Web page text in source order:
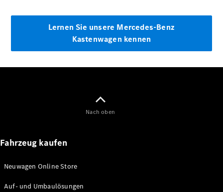
Lernen Sie unsere Mercedes-Benz
Kastenwagen kennen
Nach oben
Fahrzeug kaufen
Neuwagen Online Store
Auf- und Umbaulösungen